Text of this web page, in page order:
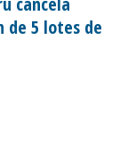
de 5 lotes de